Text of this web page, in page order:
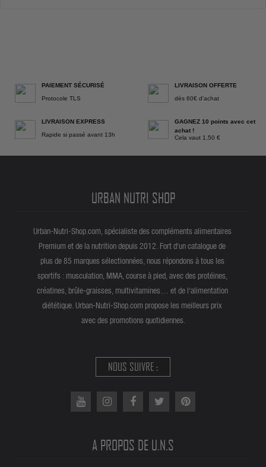
PAIEMENT SÉCURISÉ
Protocole TLS
LIVRAISON OFFERTE
dès 60€ d'achat
LIVRAISON EXPRESS
Rapide si passé avant 13h
GAGNEZ 10 points avec cet
achat !
Cela vaut 1,50 €
URBAN NUTRI SHOP
Urban-Nutri-Shop.com, spécialiste des compléments alimentaires
Premium et de la nutrition depuis 2012. Fort d'un catalogue de
plus de 85 marques sélectionnées, nous répondons à tous les
sportifs : musculation, MMA, course à pied, avec des protéines,
créatines, brûle-graisses, multivitamines… et de l'alimentation
diététique. Urban-Nutri-Shop.com propose les meilleurs prix
avec des promotions quotidiennes.
NOUS SUIVRE :
A PROPOS DE U.N.S